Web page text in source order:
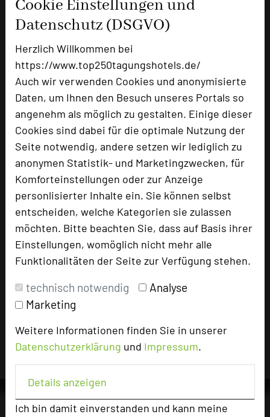
Cookie Einstellungen und
Datenschutz (DSGVO)
Herzlich Willkommen bei
https://www.top250tagungshotels.de/
Auch wir verwenden Cookies und anonymisierte
Daten, um Ihnen den Besuch unseres Portals so
angenehm als möglich zu gestalten. Einige dieser
Cookies sind dabei für die optimale Nutzung der
Seite notwendig, andere setzen wir lediglich zu
anonymen Statistik- und Marketingzwecken, für
Komforteinstellungen oder zur Anzeige
personlisierter Inhalte ein. Sie können selbst
entscheiden, welche Kategorien sie zulassen
möchten. Bitte beachten Sie, dass auf Basis ihrer
Einstellungen, womöglich nicht mehr alle
Funktionalitäten der Seite zur Verfügung stehen.
technisch notwendig
Analyse
Marketing
Weitere Informationen finden Sie in unserer
Datenschutzerklärung und Impressum.
Details anzeigen
Ich bin damit einverstanden und kann meine
Zimmer
Suiten
Appartement, 5 Fahrminuten entfernt
Besonders geeignet für
Seminar, Klausur, Kreativprozesse
4901 Seiten dieses Hotels wurden in den
vergangenen 30 Tagen auf diesem Portal aufgerufen.
Für die Verwendung der Bilder haben die jeweiligen Hotels die
Nutzungsrechte für dieses Portal eingeräumt und sind dafür
verantwortlich.